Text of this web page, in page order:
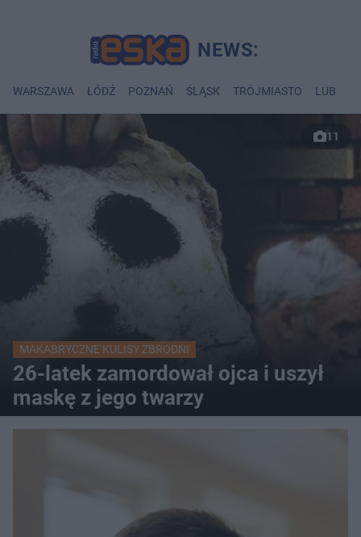
WARSZAWA ŁÓDŹ POZNAŃ ŚLĄSK TRÓJMIASTO LUBLIN
11
MAKABRYCZNE KULISY ZBRODNI
26-latek zamordował ojca i uszył
maskę z jego twarzy